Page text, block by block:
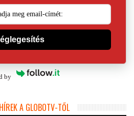
by
A GLOBOTV-TŐL